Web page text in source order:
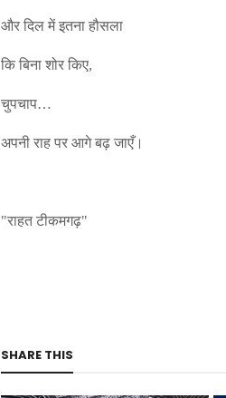
और दिल में इतना हौसला
कि बिना शोर किए,
चुपचाप…
अपनी राह पर आगे बढ़ जाएँ।
"राहत टीकमगढ़"
SHARE THIS